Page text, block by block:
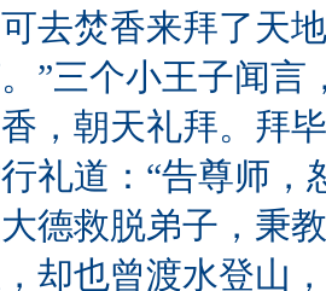
去焚香来拜了天
”三个小王子闻言
，朝天礼拜。拜
礼道：“告尊师
德救脱弟子，秉
却也曾渡水登山